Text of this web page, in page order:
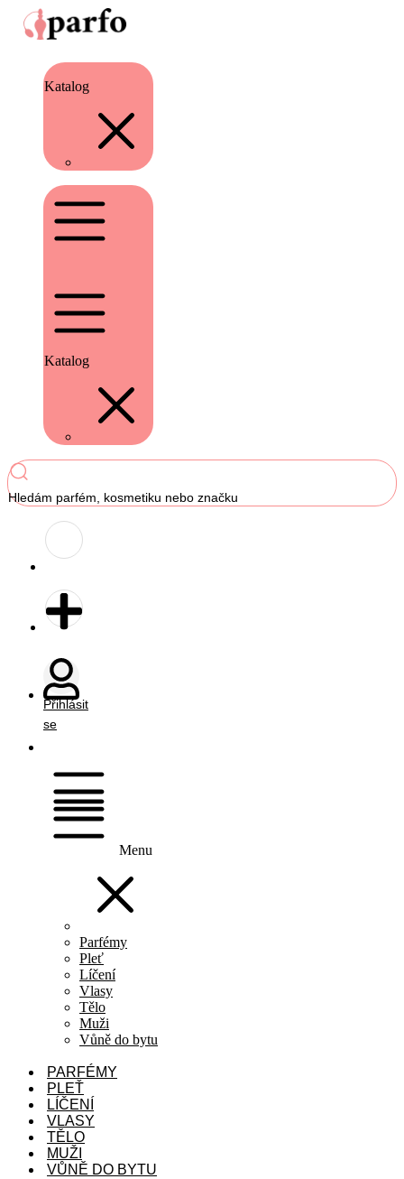
Katalog
Katalog
Hledám parfém, kosmetiku nebo značku
Přihlásit
se
Menu
Parfémy
Pleť
Líčení
Vlasy
Tělo
Muži
Vůně do bytu
PARFÉMY
PLEŤ
LÍČENÍ
VLASY
TĚLO
MUŽI
VŮNĚ DO BYTU